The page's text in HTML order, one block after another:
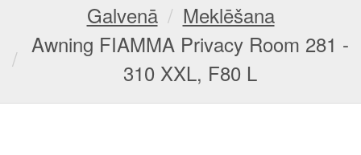
Galvenā
Meklēšana
Awning FIAMMA Privacy Room 281 -
310 XXL, F80 L